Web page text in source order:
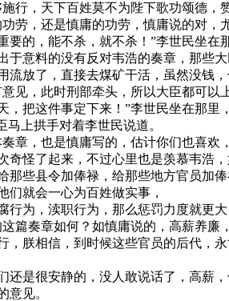
行，天下百姓莫不为陛下歌功颂德，
劳，还是慎庸的功劳，慎庸说的对
要的，能不杀，就不杀！”李世民坐
于意料的没有反对韦浩的奏章，那些
流放了，直接去煤矿干活，虽然没钱
见，此时刑部牵头，所以大臣都可
，把这件事定下来！”李世民坐在那里
马上拱手对着李世民说道。
章，也是慎庸写的，估计你们也喜欢
奇怪了起来，不过心里也是羡慕韦浩
那些县令加俸禄，给那些地方官员加
们就会一心为百姓做实事，
行为，渎职行为，那么惩罚力度就更
篇奏章如何？如慎庸说的，高薪养
，朕相信，到时候这些官员的后代，
还是很安静的，没人敢说话了，高薪
意见。